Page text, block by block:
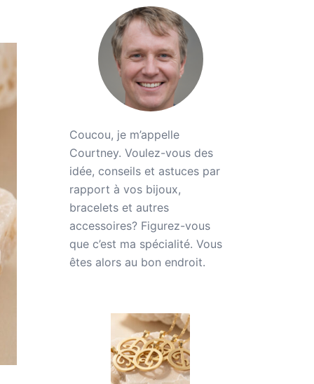
Coucou, je m’appelle
Courtney. Voulez-vous des
idée, conseils et astuces par
rapport à vos bijoux,
bracelets et autres
accessoires? Figurez-vous
que c’est ma spécialité. Vous
êtes alors au bon endroit.